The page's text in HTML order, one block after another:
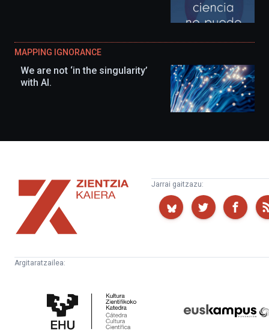
MAPPING IGNORANCE
We are not ‘in the singularity’
with AI.
Zientzia
Kaiera
Jarrai gaitzazu:
Argitaratzailea:
Zientifikoko
Katedra